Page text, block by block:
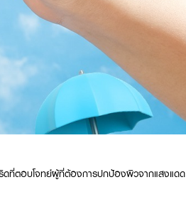
ดที่ตอบโจทย์ผู้ที่ต้องการปกป้องผิวจากแสงแดด